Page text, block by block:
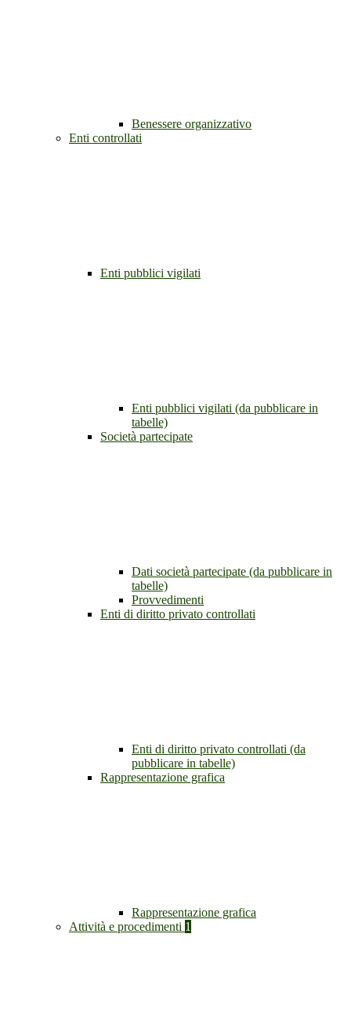
Benessere organizzativo
Enti controllati
Enti pubblici vigilati
Enti pubblici vigilati (da pubblicare in
tabelle)
Società partecipate
Dati società partecipate (da pubblicare in
tabelle)
Provvedimenti
Enti di diritto privato controllati
Enti di diritto privato controllati (da
pubblicare in tabelle)
Rappresentazione grafica
Rappresentazione grafica
Attività e procedimenti 1